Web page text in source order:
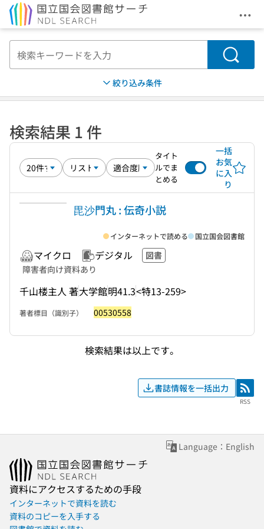
メ
検索
絞り込み条件
検索結果 1 件
タイト
ルでま
とめる
一括
お気
に入
り
毘沙門丸 : 伝奇小説
マイクロ デジタル
図書
障害者向け資料あり
千山楼主人 著大学館明41.3<特13-259>
インターネットで読める 国立国会図書館
著者標目（識別子） 00530558
検索結果は以上です。
書誌情報を一括出力 RSS
RSS
Language：English
資料にアクセスするための手段
インターネットで資料を読む
資料のコピーを入手する